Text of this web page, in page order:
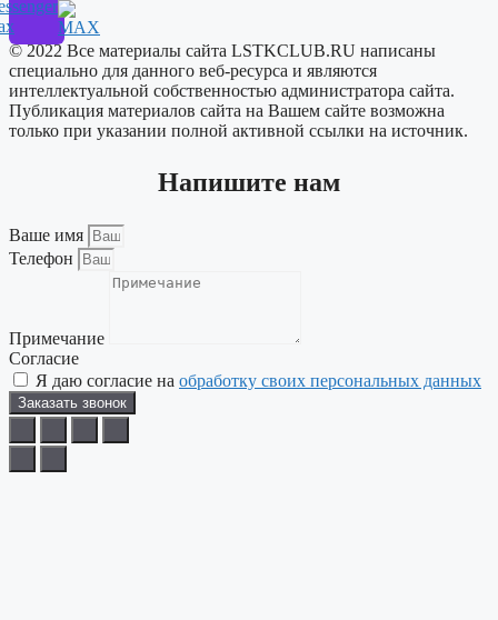
© 2022 Все материалы сайта LSTKCLUB.RU написаны
специально для данного веб-ресурса и являются
интеллектуальной собственностью администратора сайта.
Публикация материалов сайта на Вашем сайте возможна
только при указании полной активной ссылки на источник.
Напишите нам
Ваше имя
Телефон
Примечание
Согласие
Я даю согласие на обработку своих персональных данных
Заказать звонок